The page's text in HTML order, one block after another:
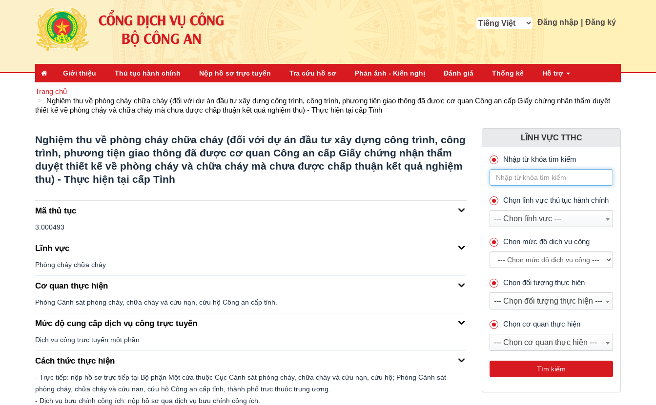
CỔNG DỊCH VỤ CÔNG
BỘ CÔNG AN
Đăng nhập Đăng ký
Giới thiệu Thủ tục hành chính Nộp hồ sơ trực tuyến Tra cứu hồ sơ Phản ánh - Kiến nghị Đánh giá Thống kê Hỗ trợ
Trang chủ
Nghiệm thu về phòng cháy chữa cháy (đối với dự án đầu tư xây dựng công trình, công trình, phương tiện giao thông đã được cơ quan Công an cấp Giấy chứng nhận thẩm duyệt
thiết kế về phòng cháy và chữa cháy mà chưa được chấp thuận kết quả nghiệm thu) - Thực hiện tại cấp Tỉnh
LĨNH VỰC TTHC
Nhập từ khóa tìm kiếm
Chọn lĩnh vực thủ tục hành chính
--- Chọn lĩnh vực ---
Chọn mức độ dịch vụ công
Chọn đối tượng thực hiện
--- Chọn đối tượng thực hiện ---
Chọn cơ quan thực hiện
--- Chọn cơ quan thực hiện ---
Tìm kiếm
Nghiệm thu về phòng cháy chữa cháy (đối với dự án đầu tư xây dựng công trình, công
trình, phương tiện giao thông đã được cơ quan Công an cấp Giấy chứng nhận thẩm
duyệt thiết kế về phòng cháy và chữa cháy mà chưa được chấp thuận kết quả nghiệm
thu) - Thực hiện tại cấp Tỉnh
Mã thủ tục
3.000493
Lĩnh vực
Phòng cháy chữa cháy
Cơ quan thực hiện
Phòng Cảnh sát phòng cháy, chữa cháy và cứu nạn, cứu hộ Công an cấp tỉnh.
Mức độ cung cấp dịch vụ công trực tuyến
Dịch vụ công trực tuyến một phần
Cách thức thực hiện
- Trực tiếp: nộp hồ sơ trực tiếp tại Bộ phận Một cửa thuộc Cục Cảnh sát phòng cháy, chữa cháy và cứu nạn, cứu hộ; Phòng Cảnh sát
phòng cháy, chữa cháy và cứu nạn, cứu hộ Công an cấp tỉnh, thành phố trực thuộc trung ương.
- Dịch vụ bưu chính công ích: nộp hồ sơ qua dịch vụ bưu chính công ích.